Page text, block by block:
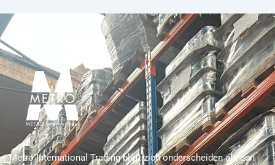
Metro International Trading blijft zich onderscheiden als een